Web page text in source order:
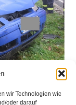
wir Technologien wie
oder darauf
– Auslaufender